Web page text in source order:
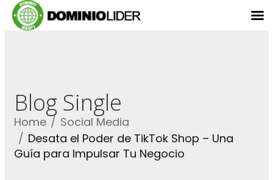
Blog Single
Home
Social Media
Desata el Poder de TikTok Shop – Una
Guía para Impulsar Tu Negocio